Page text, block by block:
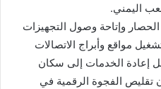
اليمني.
وإتاحة وصول التجهيزات
مواقع وأبراج الاتصالات
إعادة الخدمات إلى سكان
تقليص الفجوة الرقمية في